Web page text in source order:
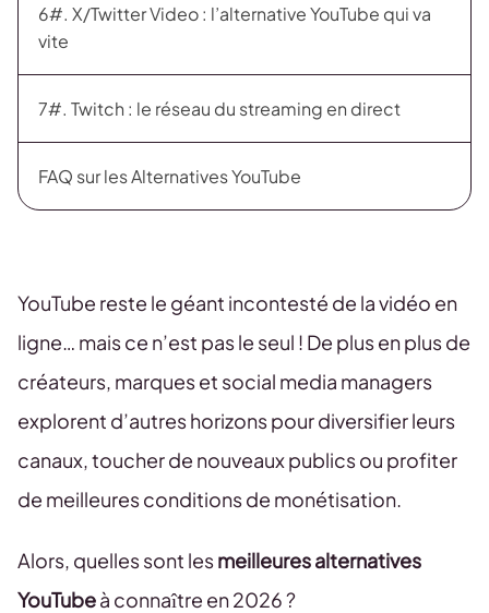
6#. X/Twitter Video : l’alternative YouTube qui va
vite
7#. Twitch : le réseau du streaming en direct
FAQ sur les Alternatives YouTube
YouTube reste le géant incontesté de la vidéo en
ligne… mais ce n’est pas le seul ! De plus en plus de
créateurs, marques et social media managers
explorent d’autres horizons pour diversifier leurs
canaux, toucher de nouveaux publics ou profiter
de meilleures conditions de monétisation.
Alors, quelles sont lesmeilleures alternatives
YouTubeà connaître en 2026 ?